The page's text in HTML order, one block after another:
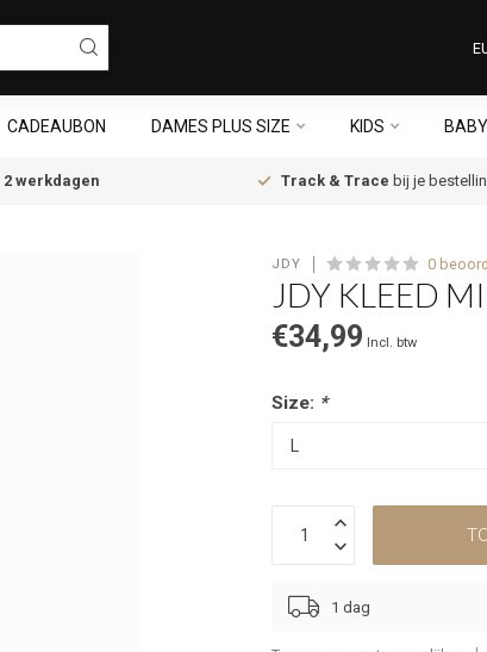
CADEAUBON DAMES PLUS SIZE KIDS
2 werkdagen Track & Trace bij je
JDY 0
JDY KLEED
€34,99 Incl. btw
Size: *
1 dag